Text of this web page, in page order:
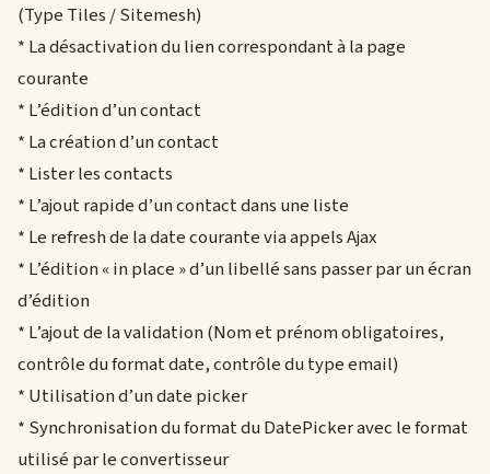
(Type Tiles / Sitemesh)
* La désactivation du lien correspondant à la page
courante
* L’édition d’un contact
* La création d’un contact
* Lister les contacts
* L’ajout rapide d’un contact dans une liste
* Le refresh de la date courante via appels Ajax
* L’édition « in place » d’un libellé sans passer par un écran
d’édition
* L’ajout de la validation (Nom et prénom obligatoires,
contrôle du format date, contrôle du type email)
* Utilisation d’un date picker
* Synchronisation du format du DatePicker avec le format
utilisé par le convertisseur